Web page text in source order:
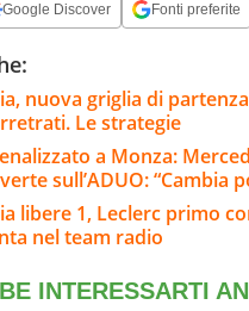
Google Discover Fonti preferite
nuova griglia di
Le strategie
a Monza:
sull’ADUO: “Cambia
libere 1, Leclerc primo
nel team radio